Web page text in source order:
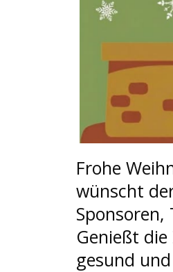
Frohe
wünscht
Genießt
gesund